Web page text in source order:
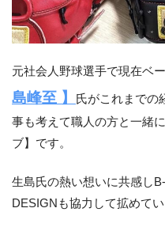
元社会人野球選手で現在ベ
島峰至 】
氏がこれまでの
事も考えて職人の方と一緒
ブ】です。
生島氏の熱い想いに共感し
DESIGNも協力して拡めて